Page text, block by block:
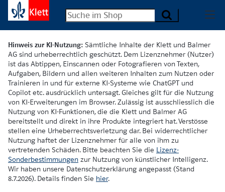
Hinweis zur KI-Nutzung: Sämtliche Inhalte der Klett und Balmer
AG sind urheberrechtlich geschützt. Dem Lizenznehmer (Nutzer)
ist das Abtippen, Einscannen oder Fotografieren von Texten,
Aufgaben, Bildern und allen weiteren Inhalten zum Nutzen oder
Trainieren in und für externe KI-Systeme wie ChatGPT und
Copilot etc. ausdrücklich untersagt. Gleiches gilt für die Nutzung
von KI-Erweiterungen im Browser. Zulässig ist ausschliesslich die
Nutzung von KI-Funktionen, die die Klett und Balmer AG
bereitstellt und direkt in ihre Produkte integriert hat. Verstösse
stellen eine Urheberrechtsverletzung dar. Bei widerrechtlicher
Nutzung haftet der Lizenznehmer für alle von ihm zu
vertretenden Schäden. Bitte beachten Sie die Lizenz-
Sonderbestimmungen zur Nutzung von künstlicher Intelligenz.
Wir haben unsere Datenschutzerklärung angepasst (Stand
8.7.2026). Details finden Sie hier.